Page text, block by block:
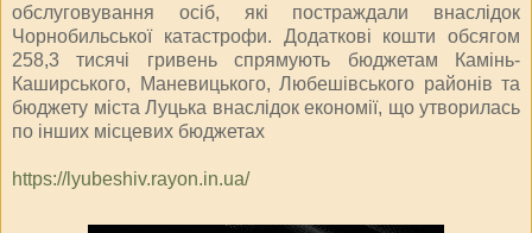
обслуговування осіб, які постраждали внаслідок
Чорнобильської катастрофи. Додаткові кошти обсягом
258,3 тисячі гривень спрямують бюджетам Камінь-
Каширського, Маневицького, Любешівського районів та
бюджету міста Луцька внаслідок економії, що утворилась
по інших місцевих бюджетах
https://lyubeshiv.rayon.in.ua/